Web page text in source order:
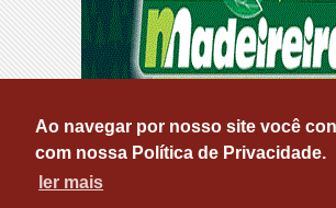
Ao navegar por nosso site você
com nossa Política de Privacidade.
ler mais